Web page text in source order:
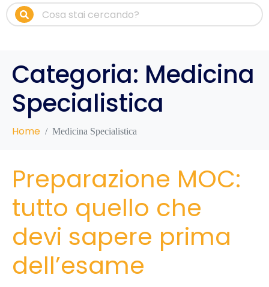
Categoria: Medicina
Specialistica
Home Medicina Specialistica
Preparazione MOC:
tutto quello che
devi sapere prima
dell’esame